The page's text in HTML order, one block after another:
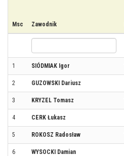
Msc Zawodnik
1 SIÓDMIAK Igor
2 GUZOWSKI Dariusz
3 KRYZEL Tomasz
4 CERK Łukasz
5 ROKOSZ Radosław
6 WYSOCKI Damian